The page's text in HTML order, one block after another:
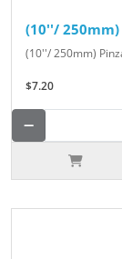
(10''/
(10''/ 250mm)
$7.20